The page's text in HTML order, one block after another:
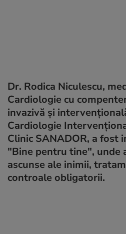
Dr. Rodica Niculescu,
Cardiologie cu
invazivă și
Cardiologie
Clinic SANADOR, a fost
"Bine pentru tine", unde
ascunse ale inimii,
controale obligatorii.